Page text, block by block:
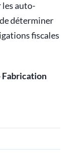
auto-
déterminer
fiscales
Fabrication